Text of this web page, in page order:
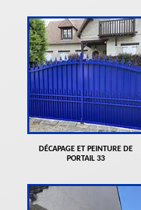
DÉCAPAGE ET PEINTURE DE
PORTAIL 33